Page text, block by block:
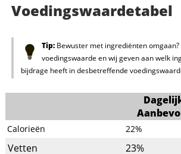
Voedingswaardetabel
Tip:Bewuster met ingrediënten omgaan?
voedingswaarde en wij geven aan welk
bijdrage heeft in desbetreffende
Calorieën 22%
Vetten 23%